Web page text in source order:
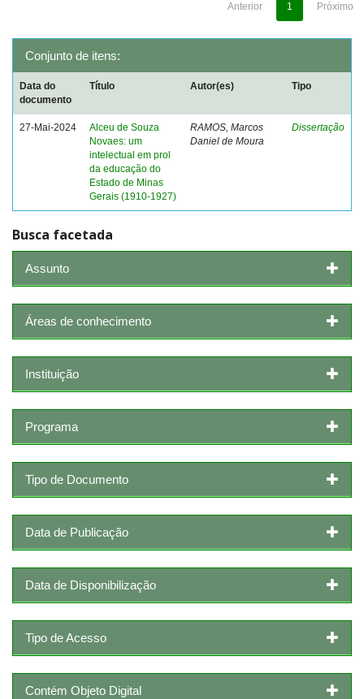
Anterior 1 Próximo
Conjunto de itens:
Data do
documento
Título Autor(es) Tipo
27-Mai-2024
Alceu de Souza
Novaes: um
intelectual em prol
da educação do
Estado de Minas
Gerais (1910-1927)
RAMOS, Marcos
Daniel de Moura
Dissertação
Busca facetada
Assunto
Áreas de conhecimento
Instituição
Programa
Tipo de Documento
Data de Publicação
Data de Disponibilização
Tipo de Acesso
Contém Objeto Digital